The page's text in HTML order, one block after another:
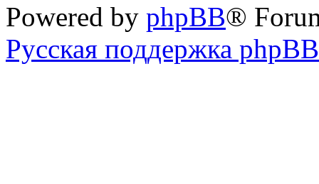
Powered by phpBB®
Русская поддержка phpBB